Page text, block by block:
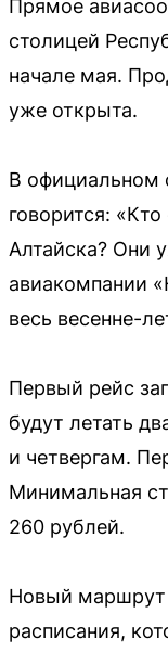
Прямое
столицей
начале мая.
уже открыта.
В официальном
говорится:
Алтайска? Они
авиакомпании
весь весенне-
Первый рейс
будут летать
и четвергам.
Минимальная
260 рублей.
Новый маршрут
расписания,